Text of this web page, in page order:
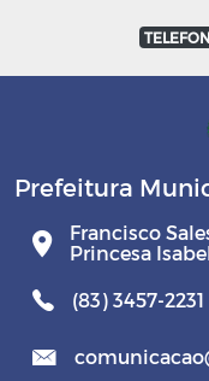
Prefeitura
Francisco
Princesa
(83) 3457-2231